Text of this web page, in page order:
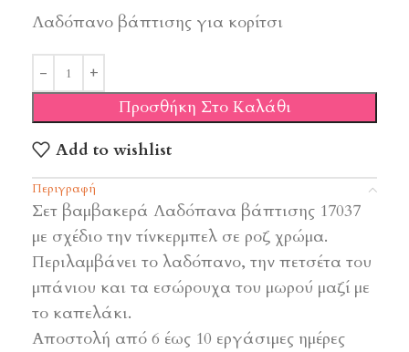
Λαδόπανο βάπτισης για κορίτσι
Προσθήκη Στο Καλάθι
Add to wishlist
Περιγραφή
Σετ βαμβακερά Λαδόπανα βάπτισης 17037
με σχέδιο την τίνκερμπελ σε ροζ χρώμα.
Περιλαμβάνει το λαδόπανο, την πετσέτα του
μπάνιου και τα εσώρουχα του μωρού μαζί με
το καπελάκι.
Αποστολή από 6 έως 10 εργάσιμες ημέρες